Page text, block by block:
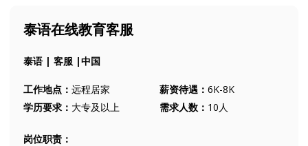
泰语在线教育客服
泰语 | 客服 |中国
工作地点： 远程居家 薪资待遇： 6K-8K
学历要求： 大专及以上 需求人数： 10人
岗位职责：